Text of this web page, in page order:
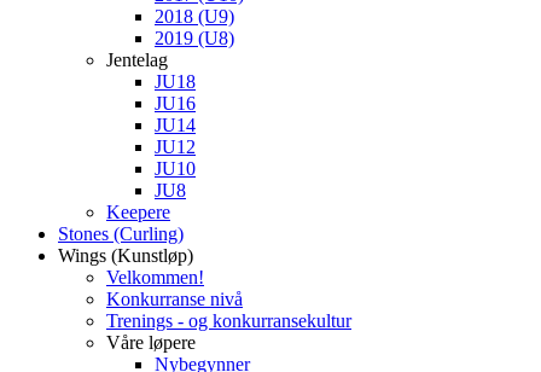
2018 (U9)
2019 (U8)
Jentelag
JU18
JU16
JU14
JU12
JU10
JU8
Keepere
Stones (Curling)
Wings (Kunstløp)
Velkommen!
Konkurranse nivå
Trenings - og konkurransekultur
Våre løpere
Nybegynner